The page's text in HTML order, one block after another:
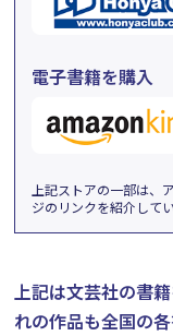
電子書籍を購入
上記ストアの一部は、
ジのリンクを紹介してい
上記は文芸社の書
れの作品も全国の